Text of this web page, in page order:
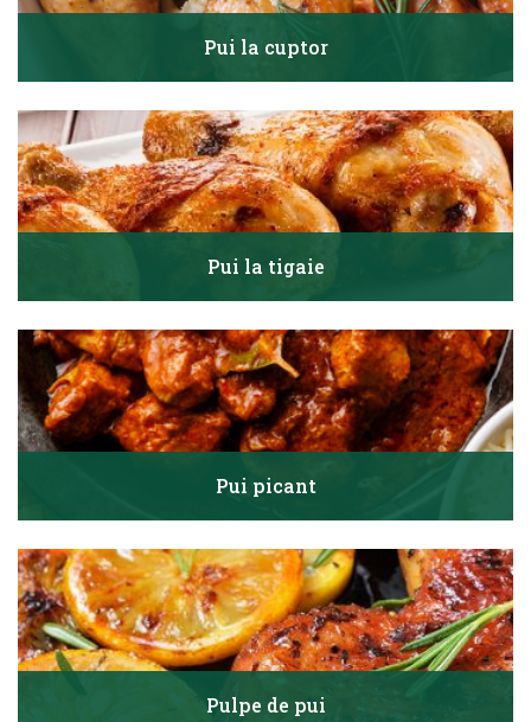
Pui la cuptor
Pui la tigaie
Pui picant
Pulpe de pui